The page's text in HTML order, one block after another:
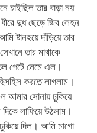
তার বাড়া নয়
দুধ ছেড়ে জিব লেহন
দাঁড়িয়ে তার
তার মাথাকে
পেটে নেমে এল।
করতে লাগলাম।
আমার সোনায় ঢুকিয়ে
লাফিয়ে উঠলাম।
দিল। আমি মাগো